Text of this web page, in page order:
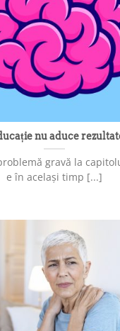
nu aduce
gravă la
e în același timp [...]